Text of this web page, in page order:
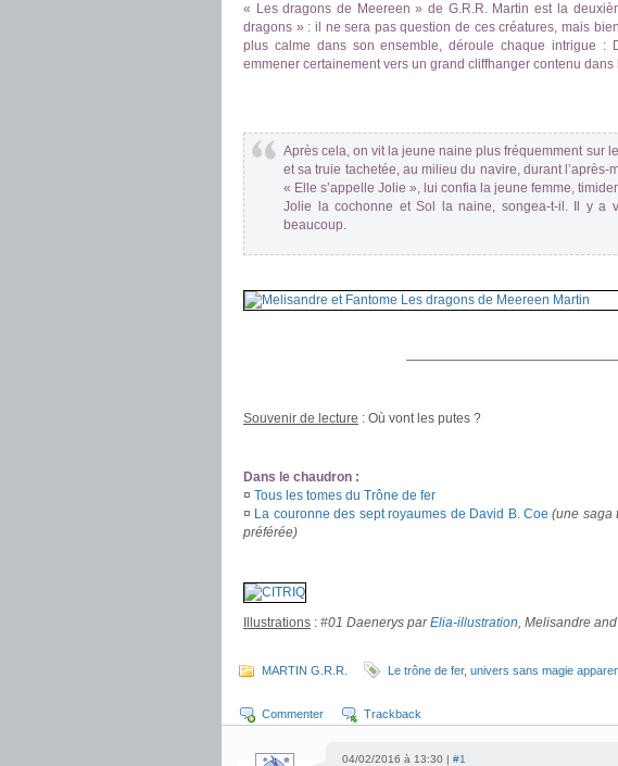
« Les dragons de Meereen » de G.R.R. Martin est la
dragons » : il ne sera pas question de ces créatures, mais
plus calme dans son ensemble, déroule chaque intrigue :
emmener certainement vers un grand cliffhanger contenu
Après cela, on vit la jeune naine plus fréquemment sur
et sa truie tachetée, au milieu du navire, durant l’après-
« Elle s’appelle Jolie », lui confia la jeune femme,
Jolie la cochonne et Sol la naine, songea-t-il. Il y a
beaucoup.
Souvenir de lecture : Où vont les putes ?
Dans le chaudron :
¤ Tous les tomes du Trône de fer
¤ La couronne des sept royaumes de David B. Coe (une saga
préférée)
Illustrations : #01 Daenerys parElia-illustration, Melisandre
MARTIN G.R.R. Le trône de fer, univers sans magie
Commenter Trackback
04/02/2016 à 13:30 | #1